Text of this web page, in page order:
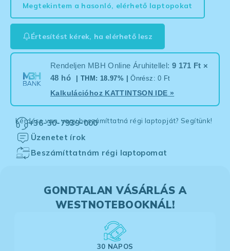
Megtekintem a hasonló, elérhető laptopokat
Értesítést kérek, ha elérhető lesz
Rendeljen MBH Online Áruhitellel: 9 171 Ft ×
48 hó
| THM: 18.97% |Önrész: 0 Ft
Kalkulációhoz KATTINTSON IDE »
Kérdése van, vagy beszámíttatná régi laptopját? Segítünk!
+36-30-7939-000
Üzenetet írok
Beszámíttatnám régi laptopomat
GONDTALAN VÁSÁRLÁS A
WESTNOTEBOOKNÁL!
30 NAPOS